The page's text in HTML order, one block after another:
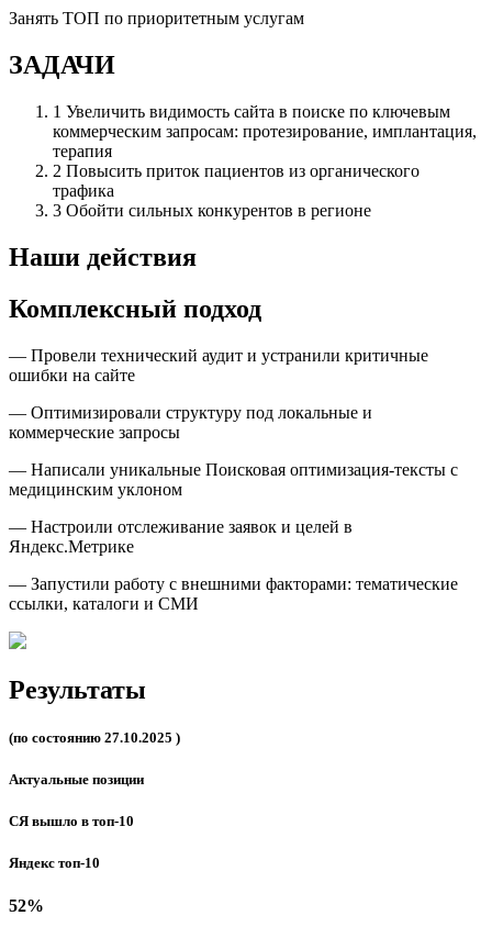
Занять ТОП по приоритетным услугам
ЗАДАЧИ
1 Увеличить видимость сайта в поиске по ключевым
коммерческим запросам: протезирование, имплантация,
терапия
2 Повысить приток пациентов из органического
трафика
3 Обойти сильных конкурентов в регионе
Наши действия
Комплексный подход
— Провели технический аудит и устранили критичные
ошибки на сайте
— Оптимизировали структуру под локальные и
коммерческие запросы
— Написали уникальные Поисковая оптимизация-тексты с
медицинским уклоном
— Настроили отслеживание заявок и целей в
Яндекс.Метрике
— Запустили работу с внешними факторами: тематические
ссылки, каталоги и СМИ
Результаты
(по состоянию 27.10.2025 )
Актуальные позиции
СЯ вышло в топ-10
Яндекс топ-10
52%